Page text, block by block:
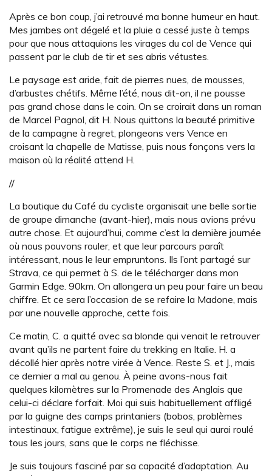
Après ce bon coup, j’ai retrouvé ma bonne humeur en haut.
Mes jambes ont dégelé et la pluie a cessé juste à temps
pour que nous attaquions les virages du col de Vence qui
passent par le club de tir et ses abris vétustes.
Le paysage est aride, fait de pierres nues, de mousses,
d’arbustes chétifs. Même l’été, nous dit-on, il ne pousse
pas grand chose dans le coin. On se croirait dans un roman
de Marcel Pagnol, dit H. Nous quittons la beauté primitive
de la campagne à regret, plongeons vers Vence en
croisant la chapelle de Matisse, puis nous fonçons vers la
maison où la réalité attend H.
//
La boutique du Café du cycliste organisait une belle sortie
de groupe dimanche (avant-hier), mais nous avions prévu
autre chose. Et aujourd’hui, comme c’est la dernière journée
où nous pouvons rouler, et que leur parcours paraît
intéressant, nous le leur empruntons. Ils l’ont partagé sur
Strava, ce qui permet à S. de le télécharger dans mon
Garmin Edge. 90km. On allongera un peu pour faire un beau
chiffre. Et ce sera l’occasion de se refaire la Madone, mais
par une nouvelle approche, cette fois.
Ce matin, C. a quitté avec sa blonde qui venait le retrouver
avant qu’ils ne partent faire du trekking en Italie. H. a
décollé hier après notre virée à Vence. Reste S. et J., mais
ce dernier a mal au genou. À peine avons-nous fait
quelques kilomètres sur la Promenade des Anglais que
celui-ci déclare forfait. Moi qui suis habituellement affligé
par la guigne des camps printaniers (bobos, problèmes
intestinaux, fatigue extrême), je suis le seul qui aurai roulé
tous les jours, sans que le corps ne fléchisse.
Je suis toujours fasciné par sa capacité d’adaptation. Au